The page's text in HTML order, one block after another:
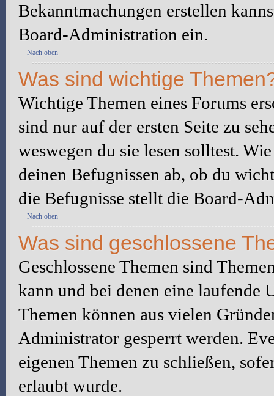
Bekanntmachungen erstellen
Board-Administration ein.
Nach oben
Was sind wichtige
Wichtige Themen eines Forums
sind nur auf der ersten Seite zu
weswegen du sie lesen solltest.
deinen Befugnissen ab, ob du
die Befugnisse stellt die Board-
Nach oben
Was sind geschlossene
Geschlossene Themen sind
kann und bei denen eine laufende
Themen können aus vielen
Administrator gesperrt werden.
eigenen Themen zu schließen,
erlaubt wurde.